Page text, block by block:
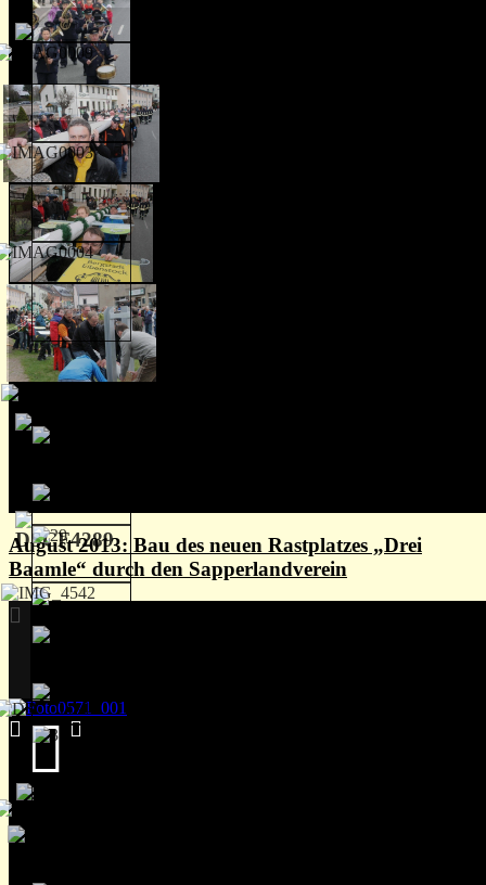
August 2013: Bau des neuen Rastplatzes „Drei
Baamle“ durch den Sapperlandverein